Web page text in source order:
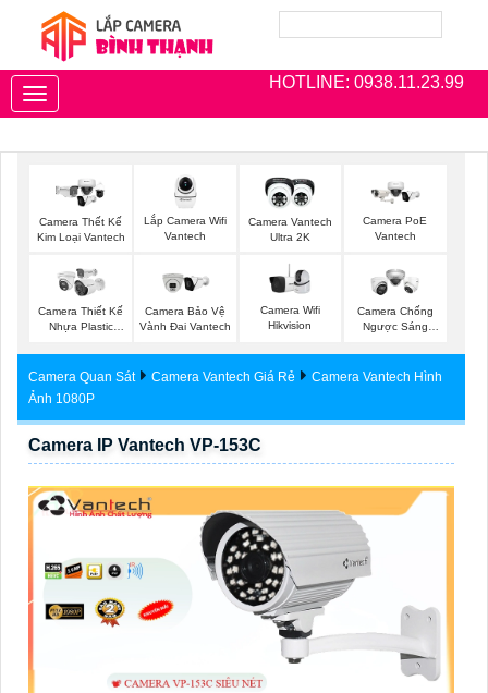
HOTLINE: 0938.11.23.99
Toggle
navigation
Camera Thết Kế
Kim Loại Vantech
Lắp Camera Wifi
Vantech
Camera Vantech
Ultra 2K
Camera PoE
Vantech
Camera Thiết Kế
Nhựa Plastic
Camera Bảo Vệ
Vành Đai Vantech
Camera Wifi
Hikvision
Camera Chống
Ngược Sáng
Camera Quan Sát Camera Vantech Giá Rẻ
Camera Vantech Hình
Ảnh 1080P
Camera IP Vantech VP-153C